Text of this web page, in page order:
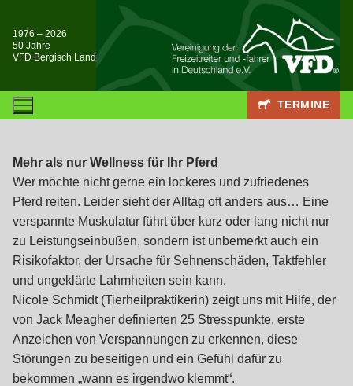
Inhalt
springen
1976 – 2026
50 Jahre
VFD Bergisch Land
TERMINE
Mehr als nur Wellness für Ihr Pferd
Wer möchte nicht gerne ein lockeres und zufriedenes
Pferd reiten. Leider sieht der Alltag oft anders aus… Eine
verspannte Muskulatur führt über kurz oder lang nicht nur
zu Leistungseinbußen, sondern ist unbemerkt auch ein
Risikofaktor, der Ursache für Sehnenschäden, Taktfehler
und ungeklärte Lahmheiten sein kann.
Nicole Schmidt (Tierheilpraktikerin) zeigt uns mit Hilfe, der
von Jack Meagher definierten 25 Stresspunkte, erste
Anzeichen von Verspannungen zu erkennen, diese
Störungen zu beseitigen und ein Gefühl dafür zu
bekommen „wann es irgendwo klemmt“.